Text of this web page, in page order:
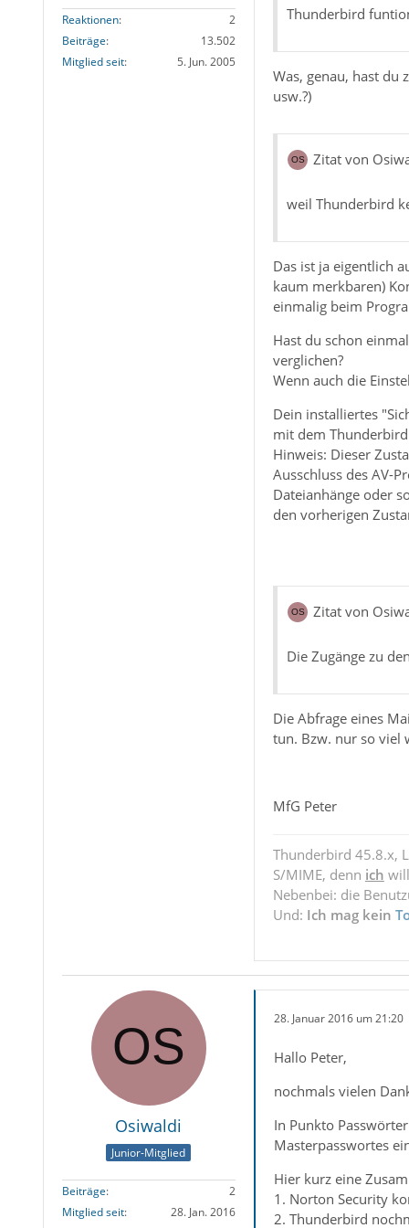
Reaktionen
2
Beiträge
13.502
Mitglied seit
5. Jun. 2005
Thunderbird
Was, genau, hast du
usw.?)
Zitat von
weil Thunderbird
Das ist ja eigentlich
kaum merkbaren)
einmalig beim
Hast du schon
verglichen?
Wenn auch die
Dein installiertes
mit dem
Hinweis: Dieser
Ausschluss des AV-
Dateianhänge oder
den vorherigen
Zitat von
Die Zugänge zu
Die Abfrage eines
tun. Bzw. nur so viel
MfG Peter
Thunderbird 45.8.x,
S/MIME, denn ich
Nebenbei: die
Und: Ich mag kein
Osiwaldi
Junior-Mitglied
Beiträge
2
Mitglied seit
28. Jan. 2016
28. Januar 2016 um 21:20
Hallo Peter,
nochmals vielen
In Punkto
Masterpasswortes
Hier kurz eine
1. Norton Security
2. Thunderbird